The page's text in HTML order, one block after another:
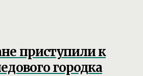
приступили к
городка